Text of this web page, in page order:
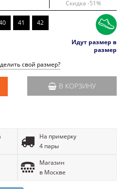
Скидка -51%
41 42
Идут размер в
размер
свой размер?
В КОРЗИНУ
На примерку
4 пары
Магазин
в Москве